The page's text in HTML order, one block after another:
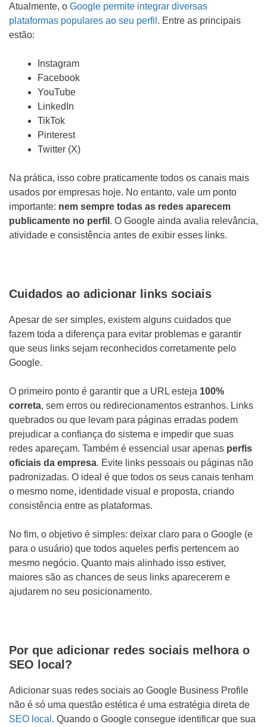
Atualmente, o Google permite integrar diversas
plataformas populares ao seu perfil . Entre as principais
estão:
Instagram
Facebook
YouTube
LinkedIn
TikTok
Pinterest
Twitter (X)
Na prática, isso cobre praticamente todos os canais mais
usados por empresas hoje. No entanto, vale um ponto
importante: nem sempre todas as redes aparecem
publicamente no perfil . O Google ainda avalia relevância,
atividade e consistência antes de exibir esses links.
Cuidados ao adicionar links sociais
Apesar de ser simples, existem alguns cuidados que
fazem toda a diferença para evitar problemas e garantir
que seus links sejam reconhecidos corretamente pelo
Google.
O primeiro ponto é garantir que a URL esteja 100%
correta, sem erros ou redirecionamentos estranhos. Links
quebrados ou que levam para páginas erradas podem
prejudicar a confiança do sistema e impedir que suas
redes apareçam. Também é essencial usar apenas perfis
oficiais da empresa. Evite links pessoais ou páginas não
padronizadas. O ideal é que todos os seus canais tenham
o mesmo nome, identidade visual e proposta, criando
consistência entre as plataformas.
No fim, o objetivo é simples: deixar claro para o Google (e
para o usuário) que todos aqueles perfis pertencem ao
mesmo negócio. Quanto mais alinhado isso estiver,
maiores são as chances de seus links aparecerem e
ajudarem no seu posicionamento.
Por que adicionar redes sociais melhora o
SEO local?
Adicionar suas redes sociais ao Google Business Profile
não é só uma questão estética é uma estratégia direta de
SEO local . Quando o Google consegue identificar que sua